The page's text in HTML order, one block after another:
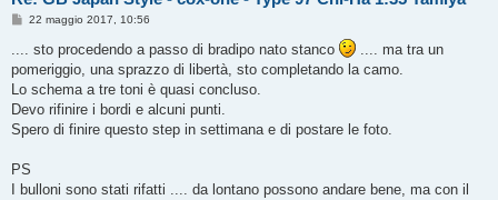
M
a
g
i
o
22 maggio 2017, 10:56
.... sto procedendo a passo di bradipo nato stanco
.... ma tra un
pomeriggio, una sprazzo di libertà, sto completando la camo.
Lo schema a tre toni è quasi concluso.
Devo rifinire i bordi e alcuni punti.
Spero di finire questo step in settimana e di postare le foto.
PS
I bulloni sono stati rifatti .... da lontano possono andare bene, ma con il